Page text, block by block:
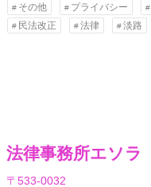
その他 プライバシー
民法改正
法律 淡路
法律事務所エソラ
〒533-0032